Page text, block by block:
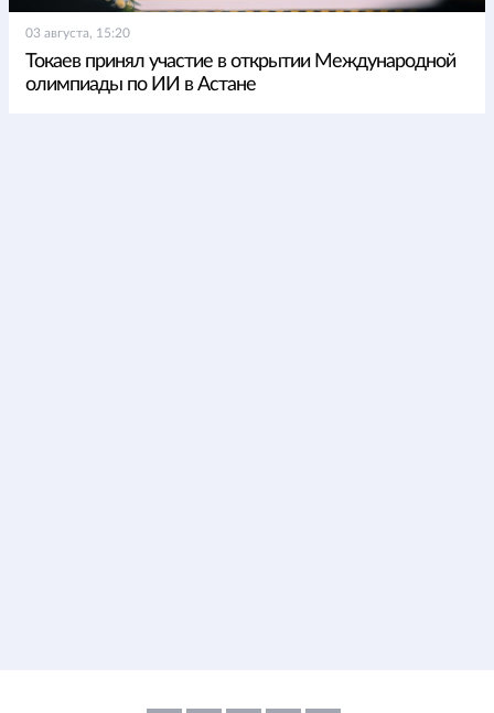
03 августа, 15:20
Токаев принял участие в открытии Международной
олимпиады по ИИ в Астане